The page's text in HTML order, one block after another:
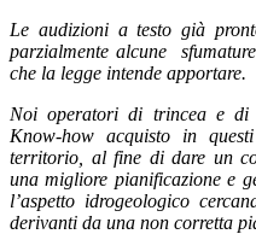
Le audizioni a testo già
parzialmente alcune
che la legge intende apportare.
Noi operatori di trincea e di
Know-how acquisto in
territorio, al fine di dare un
una migliore pianificazione e
l’aspetto idrogeologico
derivanti da una non corretta